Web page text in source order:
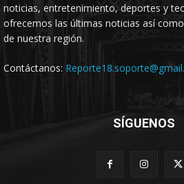
noticias, entretenimiento, deportes y
ofrecemos las últimas noticias así
de nuestra región.
Contáctanos:
SÍGUENOS